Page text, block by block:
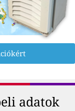
adatok